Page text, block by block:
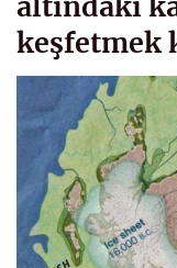
keşfetmek